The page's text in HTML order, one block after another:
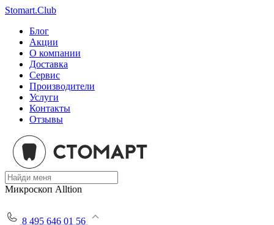
Stomart.Club
Блог
Акции
О компании
Доставка
Сервис
Производители
Услуги
Контакты
Отзывы
Микроскоп Alltion
8 495 646 01 56